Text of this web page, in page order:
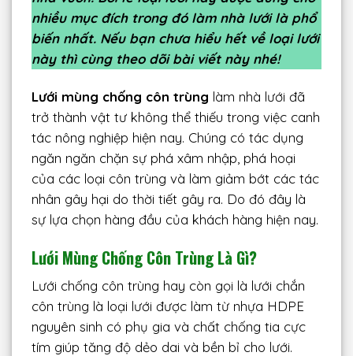
nhiều mục đích trong đó làm nhà lưới là phổ
biến nhất. Nếu bạn chưa hiểu hết về loại lưới
này thì cùng theo dõi bài viết này nhé!
Lưới mùng chống côn trùng làm nhà lưới đã
trở thành vật tư không thể thiếu trong việc canh
tác nông nghiệp hiện nay. Chúng có tác dụng
ngăn ngăn chặn sự phá xâm nhập, phá hoại
của các loại côn trùng và làm giảm bớt các tác
nhân gây hại do thời tiết gây ra. Do đó đây là
sự lựa chọn hàng đầu của khách hàng hiện nay.
Lưới Mùng Chống Côn Trùng Là Gì?
Lưới chống côn trùng hay còn gọi là lưới chắn
côn trùng là loại lưới được làm từ nhựa HDPE
nguyên sinh có phụ gia và chất chống tia cực
tím giúp tăng độ dẻo dai và bền bỉ cho lưới.